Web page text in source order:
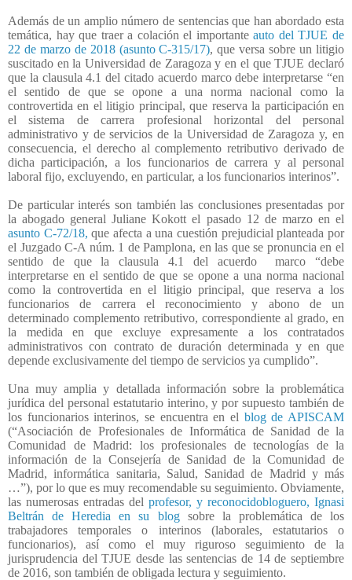
Además de un amplio número de sentencias que han abordado esta
temática, hay que traer a colación el importanteauto del TJUE de
22 de marzo de 2018 (asunto C-315/17), que versa sobre un litigio
suscitado en la Universidad de Zaragoza y en el que TJUE declaró
que la clausula 4.1 del citado acuerdo marco debe interpretarse “en
el sentido de que se opone a una norma nacional como la
controvertida en el litigio principal, que reserva la participación en
el sistema de carrera profesional horizontal del personal
administrativo y de servicios de la Universidad de Zaragoza y, en
consecuencia, el derecho al complemento retributivo derivado de
dicha participación, a los funcionarios de carrera y al personal
laboral fijo, excluyendo, en particular, a los funcionarios interinos”.
De particular interés son también las conclusiones presentadas por
la abogado general Juliane Kokott el pasado 12 de marzo en el
asunto C-72/18, que afecta a una cuestión prejudicial planteada por
el Juzgado C-A núm. 1 de Pamplona, en las que se pronuncia en el
sentido de que la clausula 4.1 del acuerdo
marco “debe
interpretarse en el sentido de que se opone a una norma nacional
como la controvertida en el litigio principal, que reserva a los
funcionarios de carrera el reconocimiento y abono de un
determinado complemento retributivo, correspondiente al grado, en
la medida en que excluye expresamente a los contratados
administrativos con contrato de duración determinada y en que
depende exclusivamente del tiempo de servicios ya cumplido”.
Una muy amplia y detallada información sobre la problemática
jurídica del personal estatutario interino, y por supuesto también de
los funcionarios interinos, se encuentra en el blog de APISCAM
(“Asociación de Profesionales de Informática de Sanidad de la
Comunidad de Madrid: los profesionales de tecnologías de la
información de la Consejería de Sanidad de la Comunidad de
Madrid, informática sanitaria, Salud, Sanidad de Madrid y más
…”), por lo que es muy recomendable su seguimiento. Obviamente,
las numerosas entradas del profesor, y reconocidobloguero, Ignasi
Beltrán de Heredia en su blogsobre la problemática de los
trabajadores temporales o interinos (laborales, estatutarios o
funcionarios), así como el muy riguroso seguimiento de la
jurisprudencia del TJUE desde las sentencias de 14 de septiembre
de 2016, son también de obligada lectura y seguimiento.